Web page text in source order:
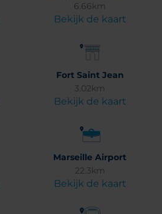
6.66km
Bekijk de kaart
Fort Saint Jean
3.02km
Bekijk de kaart
Marseille Airport
22.3km
Bekijk de kaart